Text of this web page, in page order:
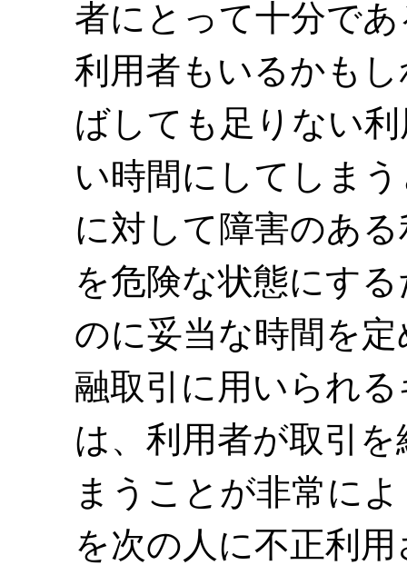
者にとって十分で
利用者もいるかも
ばしても足りない
い時間にしてしま
に対して障害のあ
を危険な状態にす
のに妥当な時間を
融取引に用いられ
は、利用者が取引
まうことが非常に
を次の人に不正利